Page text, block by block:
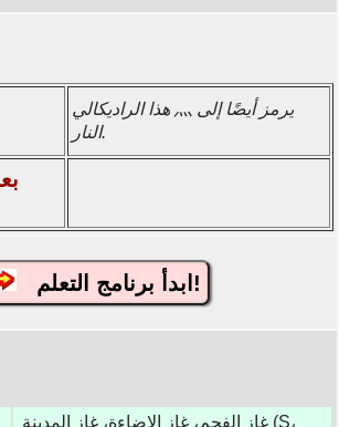
هذا الراديكالي 灬 يرمز أيضًا إلى
النار.
ابدأ برنامج التعلم!
غاز الفحم، غاز الإضاءة، غاز المدينة (S،